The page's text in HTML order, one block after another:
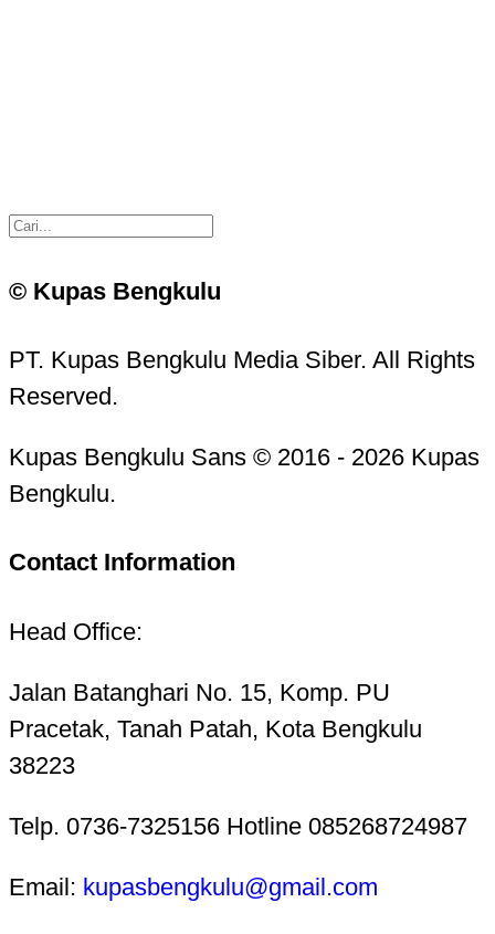
© Kupas Bengkulu
PT. Kupas Bengkulu Media Siber. All Rights
Reserved.
Kupas Bengkulu Sans © 2016 - 2026 Kupas
Bengkulu.
Contact Information
Head Office:
Jalan Batanghari No. 15, Komp. PU
Pracetak, Tanah Patah, Kota Bengkulu
38223
Telp. 0736-7325156 Hotline 085268724987
Email: kupasbengkulu@gmail.com